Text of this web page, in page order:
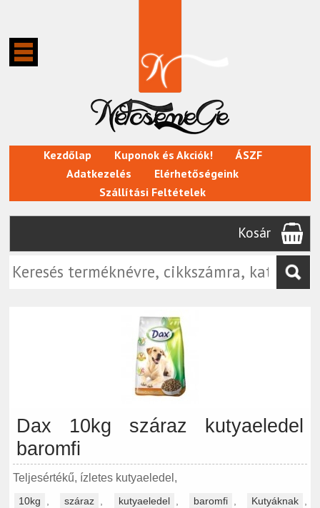
Kezdőlap Kuponok és Akciók!
ÁSZF
Adatkezelés
Elérhetőségeink
Szállítási Feltételek
Kosár
Dax 10kg száraz kutyaeledel
baromfi
Teljesértékű, ízletes kutyaeledel,
10kg száraz kutyaeledel baromfi Kutyáknak